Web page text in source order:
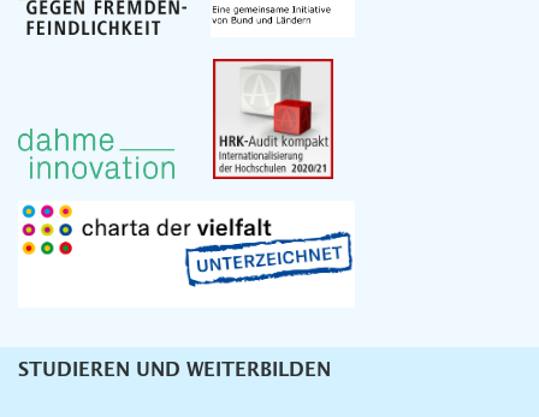
Unternavigation
STUDIEREN UND WEITERBILDEN